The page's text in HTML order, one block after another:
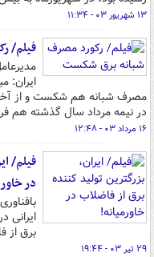
۱۳ شهریور ۰۳ - ۱۱:۳۴
فیلم/
ایران:
مصرف شبانه هم شکست و از
در نیمه مرداد سال گذشته هم
۱۶ مرداد ۰۳ - ۱۲:۴۸
فیلم/
در
ایرانی
برق از
۲۹ تیر ۰۳ - ۱۹:۴۴